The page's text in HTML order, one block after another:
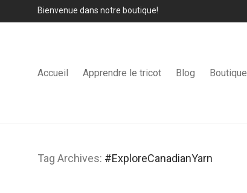
Bienvenue dans notre boutique!
Accueil Apprendre le tricot Blog Boutique
Tag Archives: #ExploreCanadianYarn